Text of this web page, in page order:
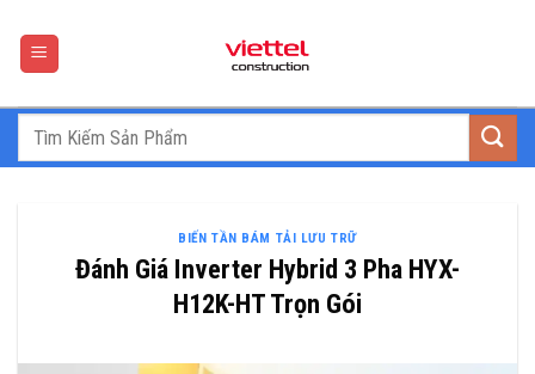
content
BIẾN TẦN BÁM TẢI LƯU TRỮ
Đánh Giá Inverter Hybrid 3 Pha HYX-
H12K-HT Trọn Gói